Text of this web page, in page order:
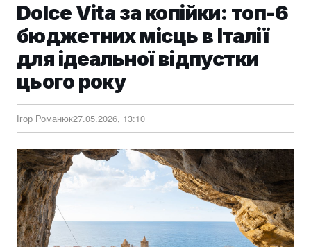
Dolce Vita за копійки: топ-6
бюджетних місць в Італії
для ідеальної відпустки
цього року
Ігор Романюк27.05.2026, 13:10